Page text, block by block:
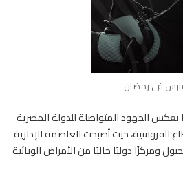
في رمضان
يعكس الجهود المتواصلة للدولة المصرية
حيث أصبحت العاصمة الإدارية
ومركزًا دوليًا خاليًا من الأمراض الوبائية